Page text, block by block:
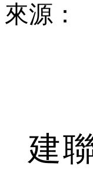
來源：
建